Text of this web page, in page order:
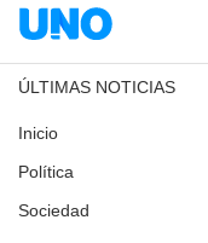
ÚLTIMAS NOTICIAS
Inicio
Política
Sociedad